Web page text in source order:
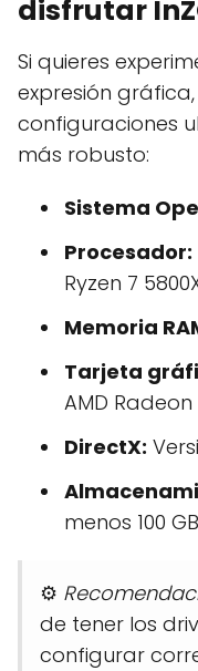
disfrutar
Si quieres
expresión
configuraciones
más robusto:
Sistema
Procesador:
Ryzen 7
Memoria
Tarjeta
AMD Radeon
DirectX:
menos 100
⚙️
de tener los
configurar